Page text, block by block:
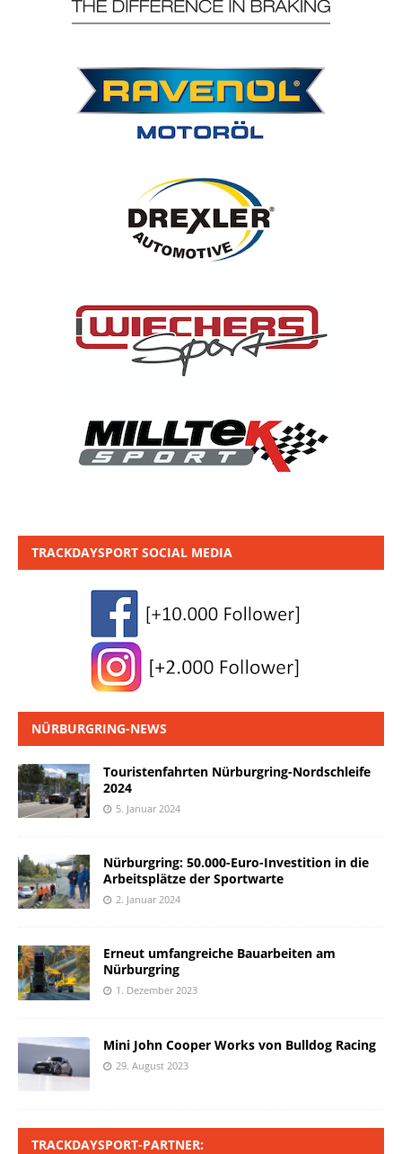
TRACKDAYSPORT SOCIAL MEDIA
NÜRBURGRING-NEWS
Touristenfahrten Nürburgring-Nordschleife
2024
5. Januar 2024
Nürburgring: 50.000-Euro-Investition in die
Arbeitsplätze der Sportwarte
2. Januar 2024
Erneut umfangreiche Bauarbeiten am
Nürburgring
1. Dezember 2023
Mini John Cooper Works von Bulldog Racing
29. August 2023
TRACKDAYSPORT-PARTNER: